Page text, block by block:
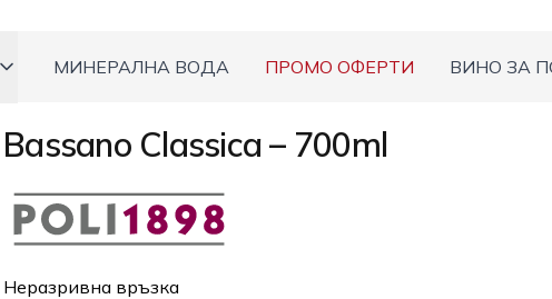
МИНЕРАЛНА ВОДА ПРОМО ОФЕРТИ
ВИНО ЗА
Bassano Classica – 700ml
Неразривна връзка